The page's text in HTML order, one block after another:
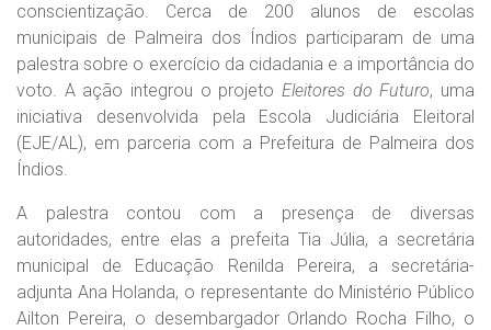
conscientização. Cerca de 200 alunos de escolas
municipais de Palmeira dos Índios participaram de uma
palestra sobre o exercício da cidadania e a importância do
voto. A ação integrou o projeto Eleitores do Futuro, uma
iniciativa desenvolvida pela Escola Judiciária Eleitoral
(EJE/AL), em parceria com a Prefeitura de Palmeira dos
Índios.
A palestra contou com a presença de diversas
autoridades, entre elas a prefeita Tia Júlia, a secretária
municipal de Educação Renilda Pereira, a secretária-
adjunta Ana Holanda, o representante do Ministério Público
Ailton Pereira, o desembargador Orlando Rocha Filho, o